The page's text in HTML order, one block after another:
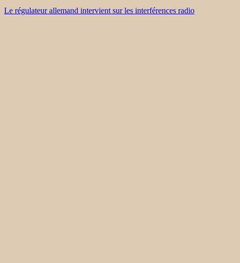
Le régulateur allemand intervient sur les interférences radio